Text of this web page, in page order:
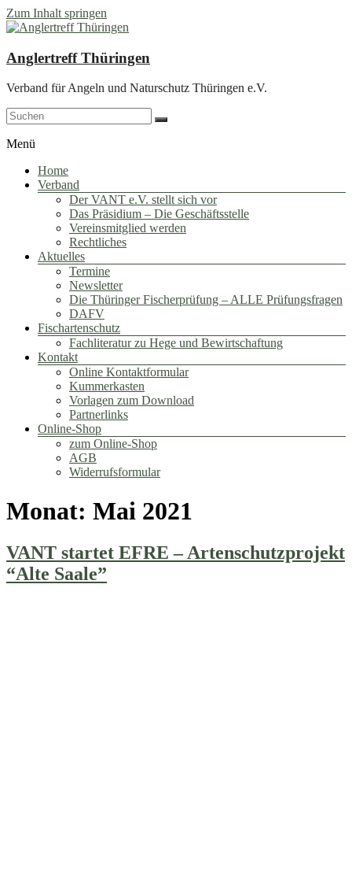
Zum Inhalt springen
Anglertreff Thüringen
Verband für Angeln und Naturschutz Thüringen e.V.
Menü
Home
Verband
Der VANT e.V. stellt sich vor
Das Präsidium – Die Geschäftsstelle
Vereinsmitglied werden
Rechtliches
Aktuelles
Termine
Newsletter
Die Thüringer Fischerprüfung – ALLE Prüfungsfragen
DAFV
Fischartenschutz
Fachliteratur zu Hege und Bewirtschaftung
Kontakt
Online Kontaktformular
Kummerkasten
Vorlagen zum Download
Partnerlinks
Online-Shop
zum Online-Shop
AGB
Widerrufsformular
Monat: Mai 2021
VANT startet EFRE – Artenschutzprojekt
“Alte Saale”